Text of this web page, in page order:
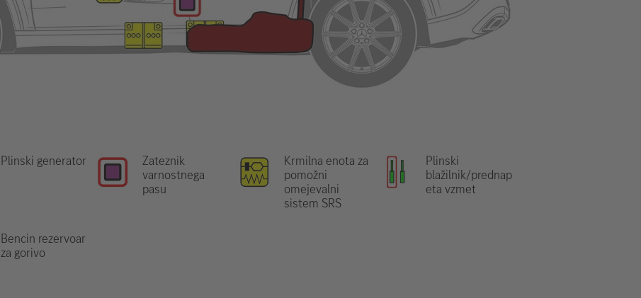
Plinski generator
Zateznik
varnostnega
pasu
Krmilna enota za
pomožni
omejevalni
sistem SRS
Plinski
blažilnik/prednap
eta vzmet
Bencin rezervoar
za gorivo